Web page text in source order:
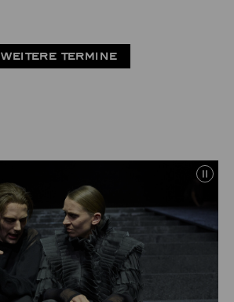
WEITERE TERMINE